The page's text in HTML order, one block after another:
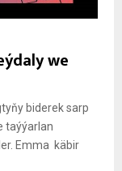
we
biderek sarp
taýýarlan
Emma käbir